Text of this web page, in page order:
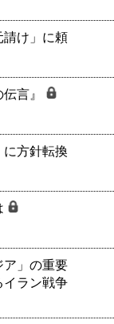
請け」に頼
言』
に方針転換
ア」の重要
ラン戦争